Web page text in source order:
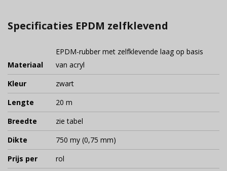
Specificaties EPDM zelfklevend
Materiaal
EPDM-rubber met zelfklevende laag op basis
van acryl
Kleur
zwart
Lengte
20 m
Breedte
zie tabel
Dikte
750 my (0,75 mm)
Prijs per
rol